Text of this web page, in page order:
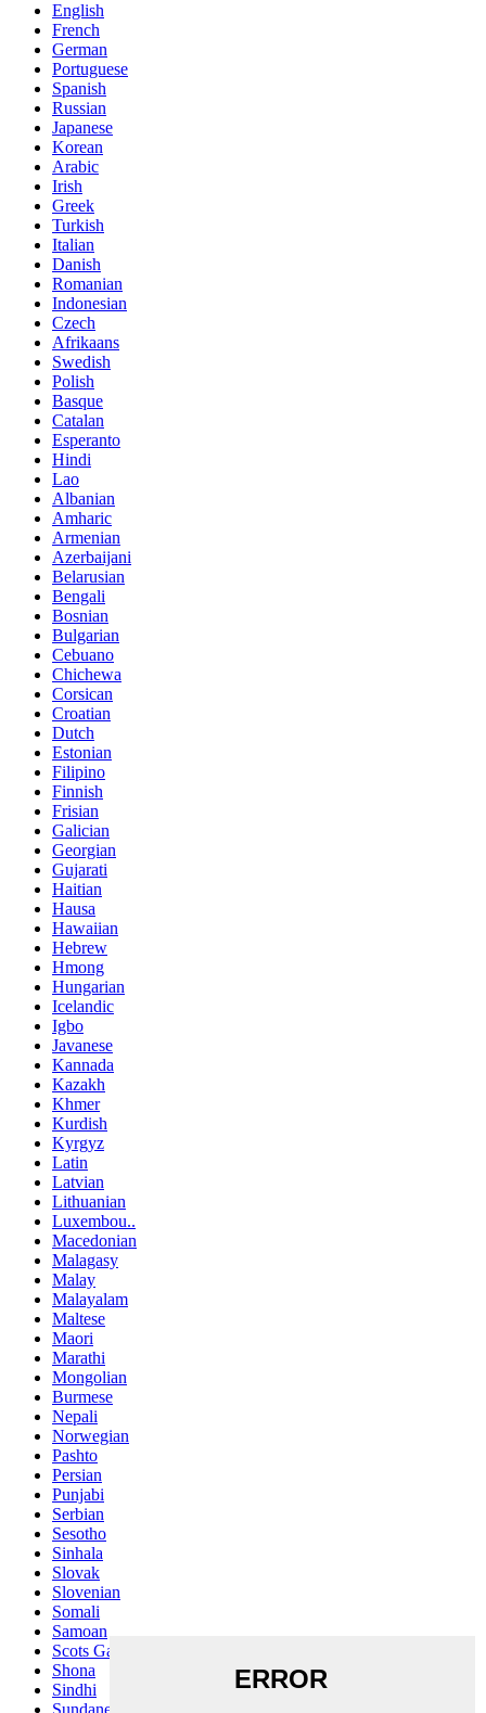
English
French
German
Portuguese
Spanish
Russian
Japanese
Korean
Arabic
Irish
Greek
Turkish
Italian
Danish
Romanian
Indonesian
Czech
Afrikaans
Swedish
Polish
Basque
Catalan
Esperanto
Hindi
Lao
Albanian
Amharic
Armenian
Azerbaijani
Belarusian
Bengali
Bosnian
Bulgarian
Cebuano
Chichewa
Corsican
Croatian
Dutch
Estonian
Filipino
Finnish
Frisian
Galician
Georgian
Gujarati
Haitian
Hausa
Hawaiian
Hebrew
Hmong
Hungarian
Icelandic
Igbo
Javanese
Kannada
Kazakh
Khmer
Kurdish
Kyrgyz
Latin
Latvian
Lithuanian
Luxembou..
Macedonian
Malagasy
Malay
Malayalam
Maltese
Maori
Marathi
Mongolian
Burmese
Nepali
Norwegian
Pashto
Persian
Punjabi
Serbian
Sesotho
Sinhala
Slovak
Slovenian
Somali
Samoan
Scots Gaelic
Shona
Sindhi
Sundanese